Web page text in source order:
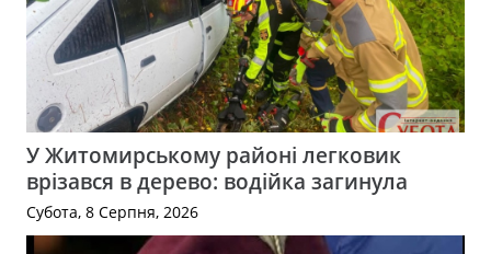
У Житомирському районі легковик
врізався в дерево: водійка загинула
Субота, 8 Серпня, 2026